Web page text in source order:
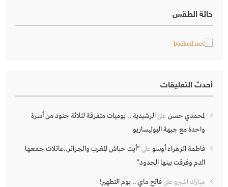
حالة الطقس
أحدث التعليقات
لمحمدي حسن علىالرشيدية .. يوميات متفرقة لثلاثة جنود من أسرة
واحدة مع جبهة البوليساريو
فاطمة الزهراء أوسو على“أيت خباش المغرب والجزائر..عائلات جمعها
الدم وفرقت بينها الحدود”
مبارك اشبرو علىفاتح ماي .. يوم التطهير!